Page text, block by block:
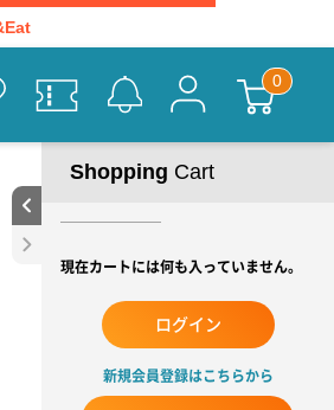
Shopping Cart
現在カートには何も入っていません。
ログイン
新規会員登録はこちらから